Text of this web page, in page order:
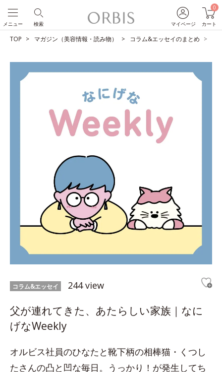
マイページ
0
カート
検索
メニュー
TOP マガジン（美容情報・読み物） コラム&エッセイのまとめ
コラム&エッセイ 244 view
父が連れてきた、あたらしい家族｜なに
げなWeekly
オルビス社員のひなたと靴下柄の相棒猫・くつし
たさんの凸と凹な毎日。うっかり！が発生してち